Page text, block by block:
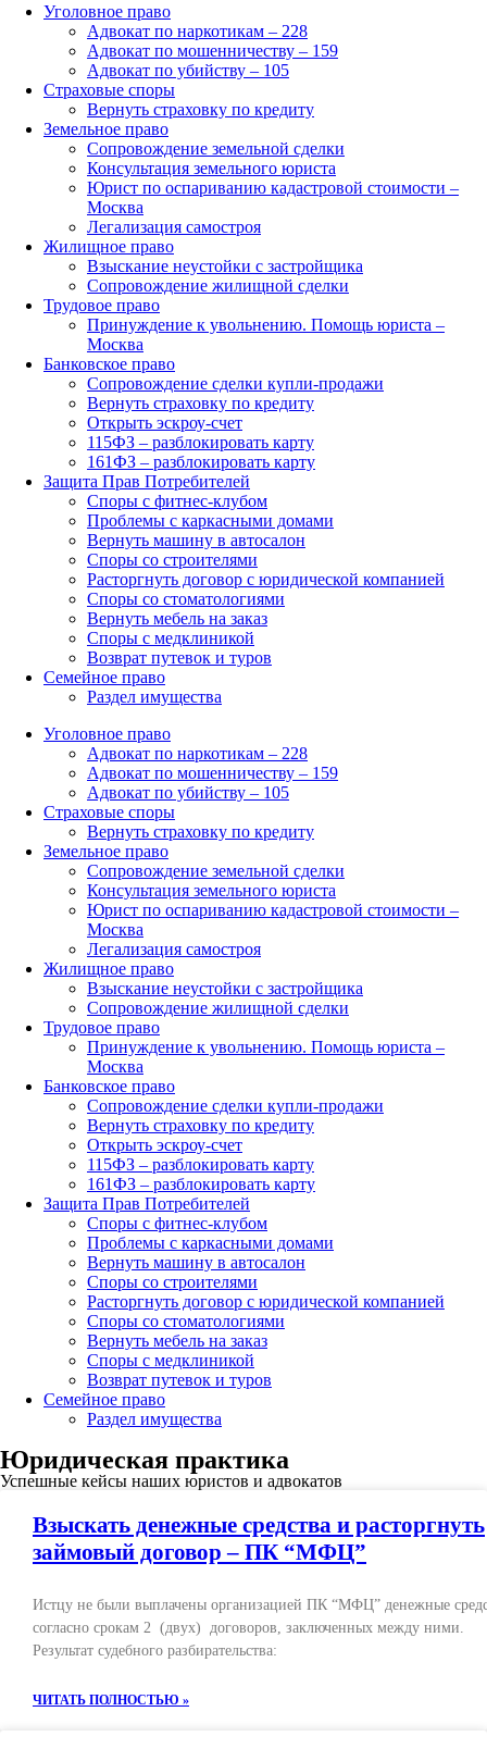
Уголовное право
Адвокат по наркотикам – 228
Адвокат по мошенничеству – 159
Адвокат по убийству – 105
Страховые споры
Вернуть страховку по кредиту
Земельное право
Сопровождение земельной сделки
Консультация земельного юриста
Юрист по оспариванию кадастровой стоимости –
Москва
Легализация самостроя
Жилищное право
Взыскание неустойки с застройщика
Сопровождение жилищной сделки
Трудовое право
Принуждение к увольнению. Помощь юриста –
Москва
Банковское право
Сопровождение сделки купли-продажи
Вернуть страховку по кредиту
Открыть эскроу-счет
115ФЗ – разблокировать карту
161ФЗ – разблокировать карту
Защита Прав Потребителей
Споры с фитнес-клубом
Проблемы с каркасными домами
Вернуть машину в автосалон
Споры со строителями
Расторгнуть договор с юридической компанией
Споры со стоматологиями
Вернуть мебель на заказ
Споры с медклиникой
Возврат путевок и туров
Семейное право
Раздел имущества
Уголовное право
Адвокат по наркотикам – 228
Адвокат по мошенничеству – 159
Адвокат по убийству – 105
Страховые споры
Вернуть страховку по кредиту
Земельное право
Сопровождение земельной сделки
Консультация земельного юриста
Юрист по оспариванию кадастровой стоимости –
Москва
Легализация самостроя
Жилищное право
Взыскание неустойки с застройщика
Сопровождение жилищной сделки
Трудовое право
Принуждение к увольнению. Помощь юриста –
Москва
Банковское право
Сопровождение сделки купли-продажи
Вернуть страховку по кредиту
Открыть эскроу-счет
115ФЗ – разблокировать карту
161ФЗ – разблокировать карту
Защита Прав Потребителей
Споры с фитнес-клубом
Проблемы с каркасными домами
Вернуть машину в автосалон
Споры со строителями
Расторгнуть договор с юридической компанией
Споры со стоматологиями
Вернуть мебель на заказ
Споры с медклиникой
Возврат путевок и туров
Семейное право
Раздел имущества
Юридическая практика
Успешные кейсы наших юристов и адвокатов
Взыскать денежные средства и расторгнуть
займовый договор – ПК “МФЦ”
Истцу не были выплачены организацией ПК “МФЦ” денежные
согласно срокам 2 (двух) договоров, заключенных между ними.
Результат судебного разбирательства:
ЧИТАТЬ ПОЛНОСТЬЮ »